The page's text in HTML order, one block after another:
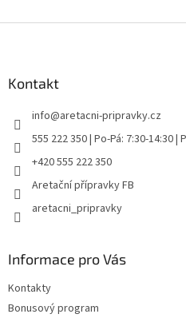
Kontakt
info@aretacni-pripravky.cz
555 222 350 | Po-Pá: 7:30-14:30 |
+420 555 222 350
Aretační přípravky FB
aretacni_pripravky
Informace pro Vás
Kontakty
Bonusový program